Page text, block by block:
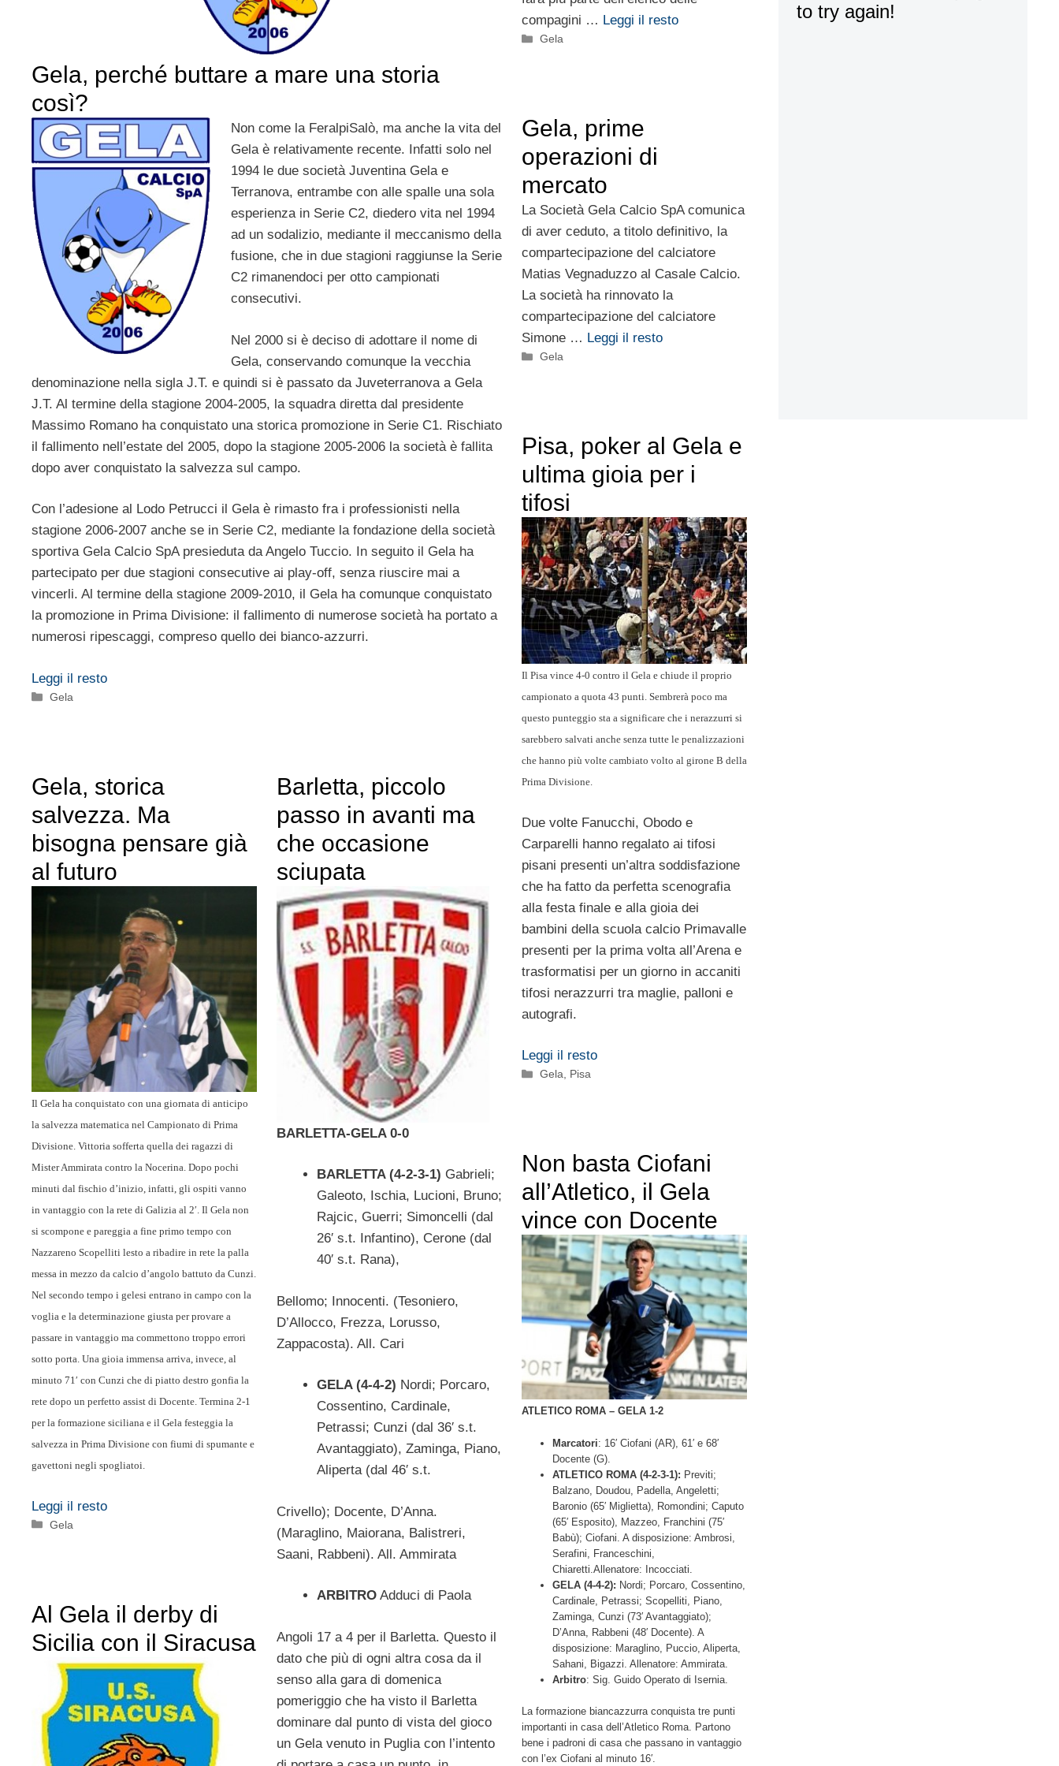
Gela, perché buttare a mare una storia
così?
Non come la FeralpiSalò, ma anche la vita del
Gela è relativamente recente. Infatti solo nel
1994 le due società Juventina Gela e
Terranova, entrambe con alle spalle una sola
esperienza in Serie C2, diedero vita nel 1994
ad un sodalizio, mediante il meccanismo della
fusione, che in due stagioni raggiunse la Serie
C2 rimanendoci per otto campionati
consecutivi.
Nel 2000 si è deciso di adottare il nome di
Gela, conservando comunque la vecchia
denominazione nella sigla J.T. e quindi si è passato da Juveterranova a Gela
J.T. Al termine della stagione 2004-2005, la squadra diretta dal presidente
Massimo Romano ha conquistato una storica promozione in Serie C1. Rischiato
il fallimento nell’estate del 2005, dopo la stagione 2005-2006 la società è fallita
dopo aver conquistato la salvezza sul campo.
Con l’adesione al Lodo Petrucci il Gela è rimasto fra i professionisti nella
stagione 2006-2007 anche se in Serie C2, mediante la fondazione della società
sportiva Gela Calcio SpA presieduta da Angelo Tuccio. In seguito il Gela ha
partecipato per due stagioni consecutive ai play-off, senza riuscire mai a
vincerli. Al termine della stagione 2009-2010, il Gela ha comunque conquistato
la promozione in Prima Divisione: il fallimento di numerose società ha portato a
numerosi ripescaggi, compreso quello dei bianco-azzurri.
Leggi il resto
Categorie
Gela
compagini … Leggi il resto
Categorie
Gela
Gela, prime
operazioni di
mercato
La Società Gela Calcio SpA comunica
di aver ceduto, a titolo definitivo, la
compartecipazione del calciatore
Matias Vegnaduzzo al Casale Calcio.
La società ha rinnovato la
compartecipazione del calciatore
Simone … Leggi il resto
Categorie
Gela
Pisa, poker al Gela e
ultima gioia per i
tifosi
Il Pisa vince 4-0 contro il Gela e chiude il proprio
campionato a quota 43 punti. Sembrerà poco ma
questo punteggio sta a significare che i nerazzurri si
sarebbero salvati anche senza tutte le penalizzazioni
che hanno più volte cambiato volto al girone B della
Prima Divisione.
Due volte Fanucchi, Obodo e
Carparelli hanno regalato ai tifosi
pisani presenti un’altra soddisfazione
che ha fatto da perfetta scenografia
alla festa finale e alla gioia dei
bambini della scuola calcio Primavalle
presenti per la prima volta all’Arena e
trasformatisi per un giorno in accaniti
tifosi nerazzurri tra maglie, palloni e
autografi.
Leggi il resto
Categorie
Gela Pisa
Gela, storica
salvezza. Ma
bisogna pensare già
al futuro
Il Gela ha conquistato con una giornata di anticipo
la salvezza matematica nel Campionato di Prima
Divisione. Vittoria sofferta quella dei ragazzi di
Mister Ammirata contro la Nocerina. Dopo pochi
minuti dal fischio d’inizio, infatti, gli ospiti vanno
in vantaggio con la rete di Galizia al 2′. Il Gela non
si scompone e pareggia a fine primo tempo con
Nazzareno Scopelliti lesto a ribadire in rete la palla
messa in mezzo da calcio d’angolo battuto da Cunzi.
Nel secondo tempo i gelesi entrano in campo con la
voglia e la determinazione giusta per provare a
passare in vantaggio ma commettono troppo errori
sotto porta. Una gioia immensa arriva, invece, al
minuto 71′ con Cunzi che di piatto destro gonfia la
rete dopo un perfetto assist di Docente. Termina 2-1
per la formazione siciliana e il Gela festeggia la
salvezza in Prima Divisione con fiumi di spumante e
gavettoni negli spogliatoi.
Leggi il resto
Categorie
Gela
Barletta, piccolo
passo in avanti ma
che occasione
sciupata
BARLETTA-GELA 0-0
BARLETTA (4-2-3-1) Gabrieli;
Galeoto, Ischia, Lucioni, Bruno;
Rajcic, Guerri; Simoncelli (dal
26′ s.t. Infantino), Cerone (dal
40′ s.t. Rana),
Bellomo; Innocenti. (Tesoniero,
D’Allocco, Frezza, Lorusso,
Zappacosta). All. Cari
GELA (4-4-2) Nordi; Porcaro,
Cossentino, Cardinale,
Petrassi; Cunzi (dal 36′ s.t.
Avantaggiato), Zaminga, Piano,
Aliperta (dal 46′ s.t.
Crivello); Docente, D’Anna.
(Maraglino, Maiorana, Balistreri,
Saani, Rabbeni). All. Ammirata
ARBITROAdduci di Paola
Angoli 17 a 4 per il Barletta. Questo il
dato che più di ogni altra cosa da il
senso alla gara di domenica
pomeriggio che ha visto il Barletta
dominare dal punto di vista del gioco
un Gela venuto in Puglia con l’intento
Non basta Ciofani
all’Atletico, il Gela
vince con Docente
ATLETICO ROMA – GELA 1-2
Marcatori: 16′ Ciofani (AR), 61′ e 68′
Docente (G).
ATLETICO ROMA (4-2-3-1): Previti;
Balzano, Doudou, Padella, Angeletti;
Baronio (65′ Miglietta), Romondini; Caputo
(65′ Esposito), Mazzeo, Franchini (75′
Babù); Ciofani. A disposizione: Ambrosi,
Serafini, Franceschini,
Chiaretti.Allenatore: Incocciati.
GELA (4-4-2): Nordi; Porcaro, Cossentino,
Cardinale, Petrassi; Scopelliti, Piano,
Zaminga, Cunzi (73′ Avantaggiato);
D’Anna, Rabbeni (48′ Docente). A
disposizione: Maraglino, Puccio, Aliperta,
Sahani, Bigazzi. Allenatore: Ammirata.
Arbitro: Sig. Guido Operato di Isernia.
La formazione biancazzurra conquista tre punti
importanti in casa dell’Atletico Roma. Partono
bene i padroni di casa che passano in vantaggio
con l’ex Ciofani al minuto 16′.
Al Gela il derby di
Sicilia con il Siracusa